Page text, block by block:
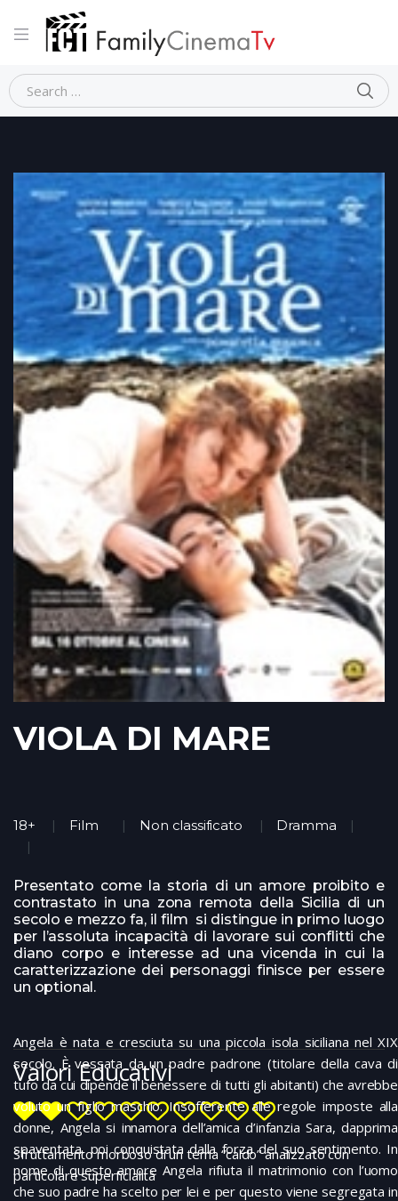
Home Dramma
VIOLA DI MARE
18+ Film Non classificato Dramma
Presentato come la storia di un amore proibito e
contrastato in una zona remota della Sicilia di un
secolo e mezzo fa, il film si distingue in primo luogo
per l’assoluta incapacità di lavorare sui conflitti che
diano corpo e interesse ad una vicenda in cui la
caratterizzazione dei personaggi finisce per essere
un optional.
Angela è nata e cresciuta su una piccola isola siciliana nel XIX
secolo. È vessata da un padre padrone (titolare della cava di
tufo da cui dipende il benessere di tutti gli abitanti) che avrebbe
voluto un figlio maschio. Insofferente alle regole imposte alla
donne, Angela si innamora dell’amica d’infanzia Sara, dapprima
spaventata, poi conquistata dalla forza del suo sentimento. In
nome di questo amore Angela rifiuta il matrimonio con l’uomo
che suo padre ha scelto per lei e per questo viene segregata in
Valori Educativi
Sfruttamento morboso di un tema “caldo” analizzato con
particolare superficialità